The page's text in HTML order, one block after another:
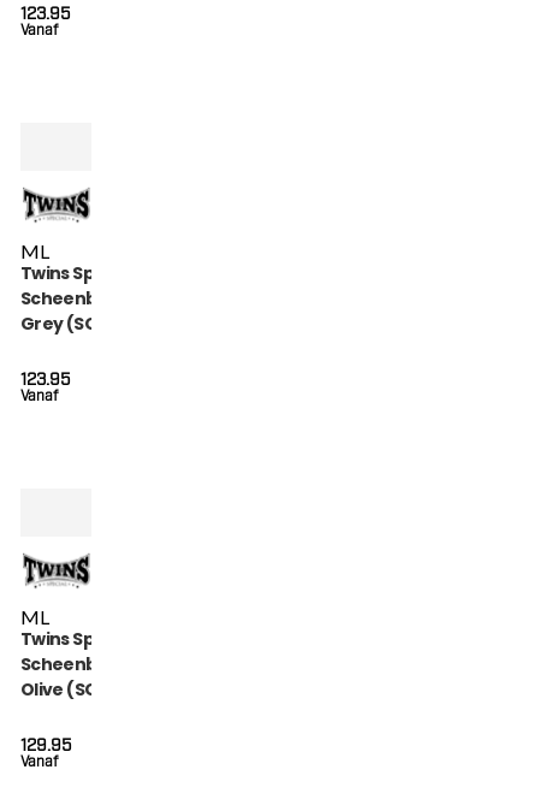
Vanaf
123.95
ML
Twins Special
Scheenbeschermers
Grey (SGL 7 GREY)
Vanaf
123.95
ML
Twins Special
Scheenbeschermers
Olive (SGL 7 OLIVE)
Vanaf
129.95